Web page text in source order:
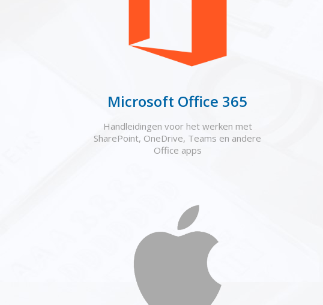
Microsoft Office 365
Handleidingen voor het werken met
SharePoint, OneDrive, Teams en andere
Office apps